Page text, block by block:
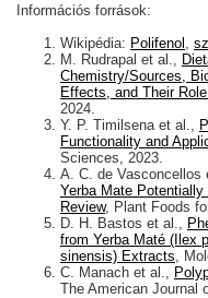
Információs források:
Wikipédia: Polifenol
M. Rudrapal et al.,
Chemistry/Sources,
Effects, and Their
2024.
Y. P. Timilsena et al.,
Functionality and
Sciences, 2023.
A. C. de Vasconcellos
Yerba Mate
Review, Plant Foods
D. H. Bastos et al.,
from Yerba Maté (Ilex
sinensis) Extracts ,
C. Manach et al.,
The American Journal